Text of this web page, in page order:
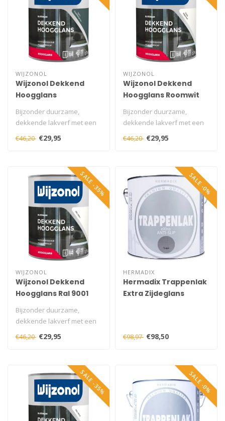
WIJZONOL
Wijzonol Dekkend
Hoogglans
Grachtengroen 9277
750 ml
Bijzonder duurzame,
dekkende lakverf met een
fraaie hoogglans op basis
van alkyd..
€46,20 €29,95
WIJZONOL
Wijzonol Dekkend
Hoogglans Roomwit
9235 750 ml
Bijzonder duurzame,
dekkende lakverf met een
fraaie hoogglans op basis
van alkyd..
€46,20 €29,95
SALE -35%
WIJZONOL
Wijzonol Dekkend
Hoogglans Ral 9001
750 ml
Bijzonder duurzame,
dekkende lakverf met een
fraaie hoogglans op basis
van alkyd..
€46,20 €29,95
SALE -0%
HERMADIX
Hermadix Trappenlak
Extra Zijdeglans
€98,97 €98,50
SALE -35% SALE -0%